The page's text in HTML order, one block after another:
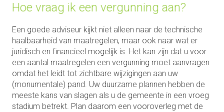
Hoe vraag ik een vergunning aan?
Een goede adviseur kijkt niet alleen naar de technische
haalbaarheid van maatregelen, maar ook naar wat er
juridisch en financieel mogelijk is. Het kan zijn dat u voor
een aantal maatregelen een vergunning moet aanvragen
omdat het leidt tot zichtbare wijzigingen aan uw
(monumentale) pand. Uw duurzame plannen hebben de
meeste kans van slagen als u de gemeente in een vroeg
stadium betrekt. Plan daarom een vooroverleg met de